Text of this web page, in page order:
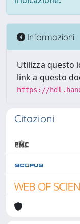
Informazioni
Utilizza questo
link a questo
https://
Citazioni